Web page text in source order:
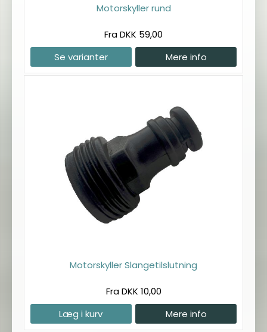
Motorskyller rund
Fra DKK 59,00
Se varianter
Mere info
Motorskyller Slangetilslutning
Fra DKK 10,00
Læg i kurv
Mere info